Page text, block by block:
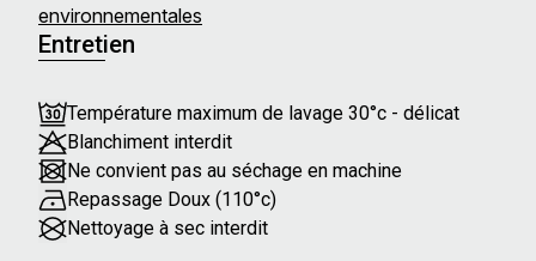
environnementales
Entretien
Température maximum de lavage 30°c - délicat
Blanchiment interdit
Ne convient pas au séchage en machine
Repassage Doux (110°c)
Nettoyage à sec interdit